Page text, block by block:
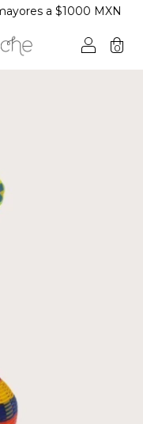
a $1000 MXN
0